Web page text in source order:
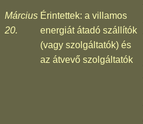
Március
20.
Érintettek: a villamos
energiát átadó szállítók
(vagy szolgáltatók) és
az átvevő szolgáltatók